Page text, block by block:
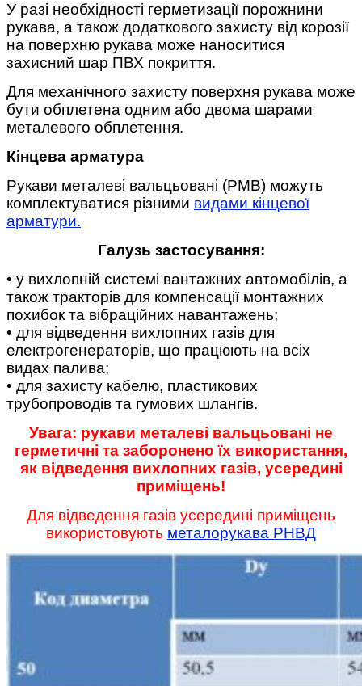
У разі необхідності герметизації порожнини
рукава, а також додаткового захисту від корозії
на поверхню рукава може наноситися
захисний шар ПВХ покриття.
Для механічного захисту поверхня рукава може
бути обплетена одним або двома шарами
металевого обплетення.
Кінцева арматура
Рукави металеві вальцьовані (РМВ) можуть
комплектуватися різними видами кінцевої
арматури.
Галузь застосування:
• у вихлопній системі вантажних автомобілів, а
також тракторів для компенсації монтажних
похибок та вібраційних навантажень;
• для відведення вихлопних газів для
електрогенераторів, що працюють на всіх
видах палива;
• для захисту кабелю, пластикових
трубопроводів та гумових шлангів.
Увага: рукави металеві вальцьовані не
герметичні та заборонено їх використання,
як відведення вихлопних газів, усередині
приміщень!
Для відведення газів усередині приміщень
використовують металорукава РНВД